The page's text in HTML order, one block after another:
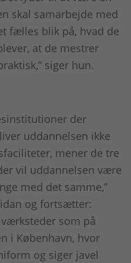
skal samarbejde med
fælles blik på, hvad de
at de mestrer
siger hun.
der
uddannelsen ikke
mener de tre
vil uddannelsen være
med det samme,”
og fortsætter:
som på
i København, hvor
og siger javel